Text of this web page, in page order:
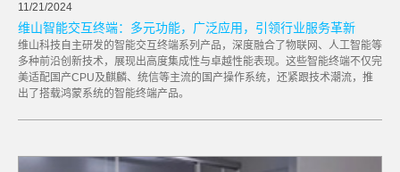
11/21/2024
维山智能交互终端：多元功能，广泛应用，引领行业服务革新
维山科技自主研发的智能交互终端系列产品，深度融合了物联网、人工智能等
多种前沿创新技术，展现出高度集成性与卓越性能表现。这些智能终端不仅完
美适配国产CPU及麒麟、统信等主流的国产操作系统，还紧跟技术潮流，推
出了搭载鸿蒙系统的智能终端产品。